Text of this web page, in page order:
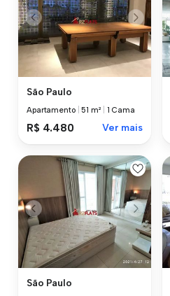
São Paulo
Apartamento |51 m² 1 Cama
R$ 4.480 Ver mais
São Paulo